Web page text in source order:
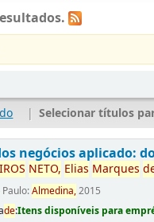
| Selecionar títulos
negócios aplicado:
IROS NETO, Elias Marques
Paulo:Almedina,2015
de:Itens disponíveis para